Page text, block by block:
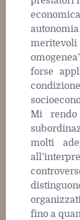
forse
Mi
molti
fino a